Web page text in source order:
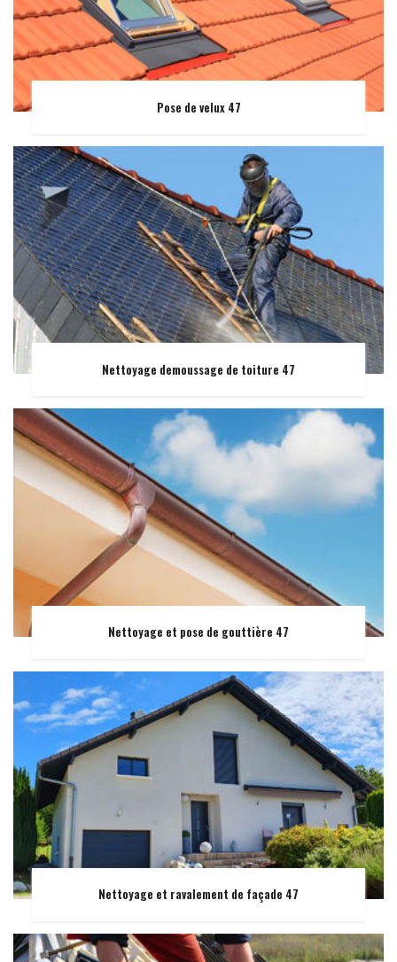
Pose de velux 47
Nettoyage demoussage de toiture 47
Nettoyage et pose de gouttière 47
Nettoyage et ravalement de façade 47